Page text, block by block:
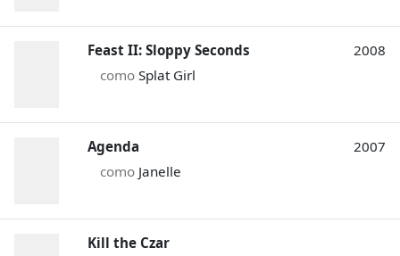
Feast II: Sloppy Seconds
como Splat Girl
2008
Agenda
como Janelle
2007
Kill the Czar